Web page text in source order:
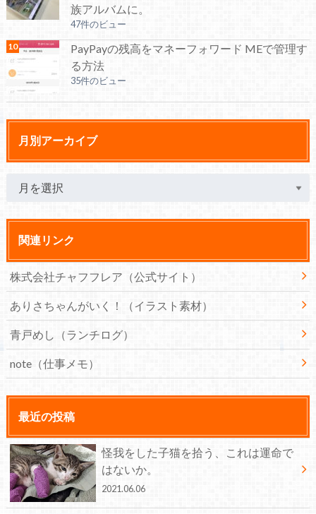
族アルバムに。
47件のビュー
PayPayの残高をマネーフォワード MEで管理す
る方法
35件のビュー
月別アーカイブ
関連リンク
株式会社チャフフレア（公式サイト）
ありさちゃんがいく！（イラスト素材）
青戸めし（ランチログ）
note（仕事メモ）
最近の投稿
怪我をした子猫を拾う、これは運命で
はないか。
2021.06.06